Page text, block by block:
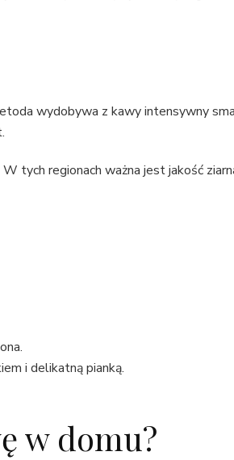
wydobywa z kawy intensywny
tych regionach ważna jest jakość
i delikatną pianką.
w domu?